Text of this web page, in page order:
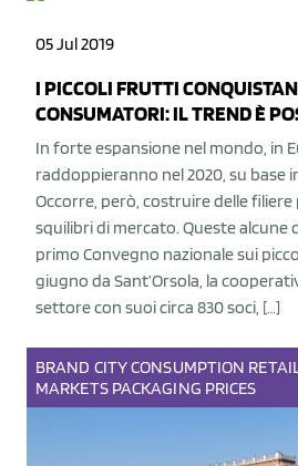
05 Jul 2019
I PICCOLI FRUTTI
CONSUMATORI: IL TREND È
In forte espansione nel mondo, in
raddoppieranno nel 2020, su base
Occorre, però, costruire delle
squilibri di mercato. Queste alcune
primo Convegno nazionale sui
giugno da Sant’Orsola, la
settore con suoi circa 830 soci, […]
BRAND CITYCONSUMPTION
MARKETS PACKAGING PRICES